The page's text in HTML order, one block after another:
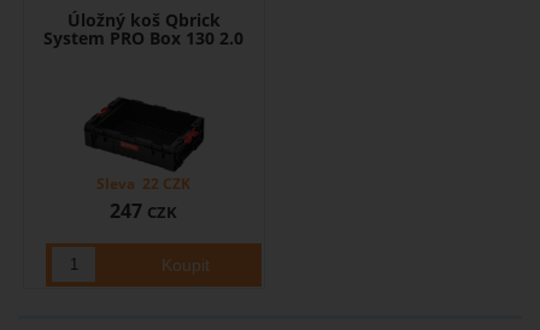
Úložný koš Qbrick
System PRO Box 130 2.0
247 CZK
Sleva 22 CZK